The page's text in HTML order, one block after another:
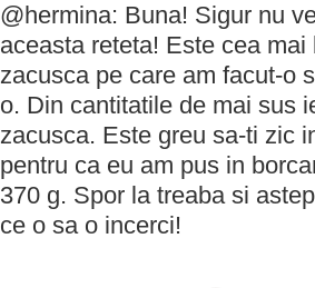
@hermina: Buna! Sigur nu
aceasta reteta! Este cea mai
zacusca pe care am facut-o
o. Din cantitatile de mai sus
zacusca. Este greu sa-ti zic
pentru ca eu am pus in
370 g. Spor la treaba si
ce o sa o incerci!